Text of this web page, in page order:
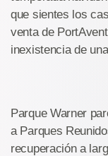
que sientes los
venta de
inexistencia de
Parque Warner
a Parques
recuperación a